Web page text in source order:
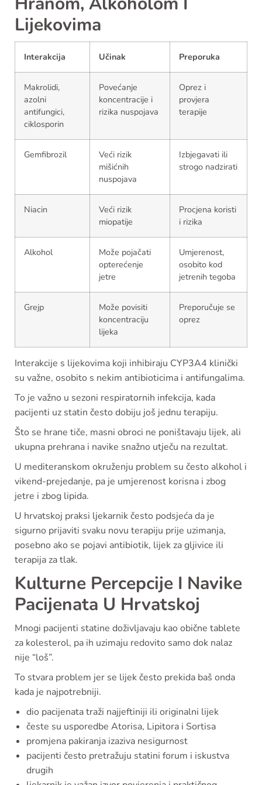
Lijekovima
Interakcija Učinak Preporuka
Makrolidi,
azolni
antifungici,
ciklosporin
Povećanje
koncentracije i
rizika nuspojava
Oprez i
provjera
terapije
Gemfibrozil
Veći rizik
mišićnih
nuspojava
Izbjegavati ili
strogo nadzirati
Niacin
Veći rizik
miopatije
Procjena koristi
i rizika
Alkohol
Može pojačati
opterećenje
jetre
Umjerenost,
osobito kod
jetrenih tegoba
Grejp
Može povisiti
koncentraciju
lijeka
Preporučuje se
oprez
Interakcije s lijekovima koji inhibiraju CYP3A4 klinički
su važne, osobito s nekim antibioticima i antifungalima.
To je važno u sezoni respiratornih infekcija, kada
pacijenti uz statin često dobiju još jednu terapiju.
Što se hrane tiče, masni obroci ne poništavaju lijek, ali
ukupna prehrana i navike snažno utječu na rezultat.
U mediteranskom okruženju problem su često alkohol i
vikend-prejedanje, pa je umjerenost korisna i zbog
jetre i zbog lipida.
U hrvatskoj praksi ljekarnik često podsjeća da je
sigurno prijaviti svaku novu terapiju prije uzimanja,
posebno ako se pojavi antibiotik, lijek za gljivice ili
terapija za tlak.
Kulturne Percepcije I Navike
Pacijenata U Hrvatskoj
Mnogi pacijenti statine doživljavaju kao obične tablete
za kolesterol, pa ih uzimaju redovito samo dok nalaz
nije “loš”.
To stvara problem jer se lijek često prekida baš onda
kada je najpotrebniji.
dio pacijenata traži najjeftiniji ili originalni lijek
česte su usporedbe Atorisa, Lipitora i Sortisa
promjena pakiranja izaziva nesigurnost
pacijenti često pretražuju statini forum i iskustva
drugih